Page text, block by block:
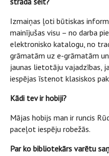
Izmaiņas ļoti būtiskas
mainījušas visu – no darba
elektronisko katalogu, no
grāmatām uz e-grāmatām
jaunas lietotāju vajadzības,
iespējas īstenot klasiskos
Kādi tev ir hobiji?
Mājas hobijs man ir runcis
paceļot iespēju robežās.
Par ko bibliotekārs varētu